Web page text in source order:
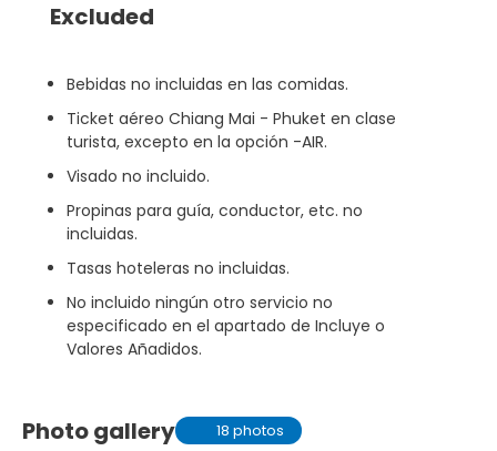
Excluded
Bebidas no incluidas en las comidas.
Ticket aéreo Chiang Mai - Phuket en clase
turista, excepto en la opción -AIR.
Visado no incluido.
Propinas para guía, conductor, etc. no
incluidas.
Tasas hoteleras no incluidas.
No incluido ningún otro servicio no
especificado en el apartado de Incluye o
Valores Añadidos.
Photo gallery 18 photos